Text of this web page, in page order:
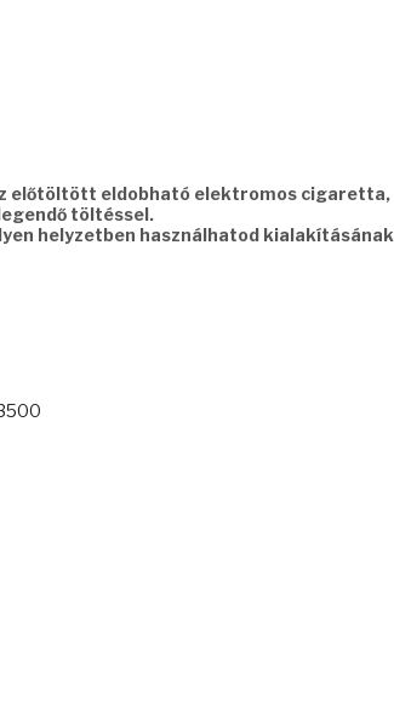
előtöltött eldobható elektromos cigaretta,
töltéssel.
helyzetben használhatod kialakításának